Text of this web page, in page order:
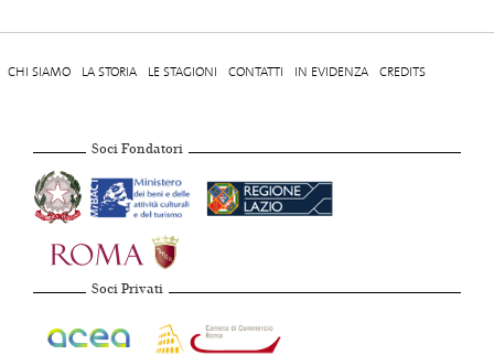
CHI SIAMO LA STORIA LE STAGIONI CONTATTI IN EVIDENZA CREDITS
Soci Fondatori
Soci Privati